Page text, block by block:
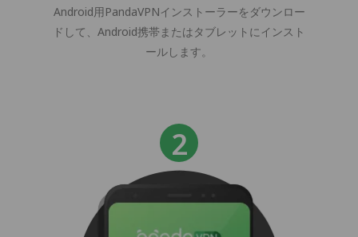
Android用PandaVPNインストーラーをダウンロー
ドして、Android携帯またはタブレットにインスト
ールします。